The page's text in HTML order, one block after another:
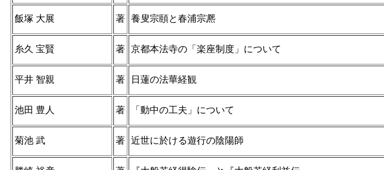
飯塚 大展 著 養叟宗頤と春浦宗凞
糸久 宝賢 著 京都本法寺の「楽座制度」について
平井 智親 著 日蓮の法華経観
池田 豊人 著 「動中の工夫」について
菊池 武 著 近世に於ける遊行の陰陽師